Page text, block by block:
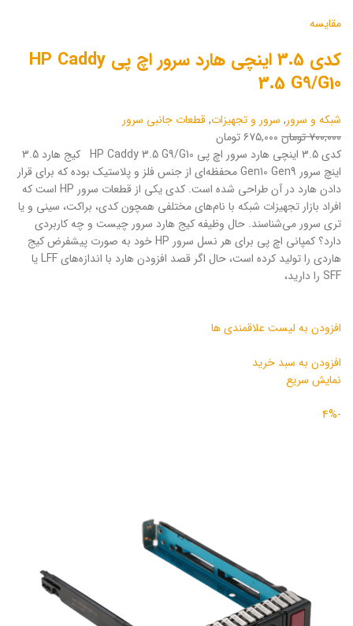
مقایسه
کدی 3.5 اینچی هارد سرور اچ پی HP Caddy
3.5 G9/G10
شبکه و سرور, سرور و تجهیزات,قطعات جانبی سرور
۷۰۰,۰۰۰ تومان
۶۷۵,۰۰۰ تومان
کدی 3.5 اینچی هارد سرور اچ پی HP Caddy 3.5 G9/G10 کیج هارد 3.5
اینچ سرور Gen10 Gen9 محفظه‌ای از جنس فلز و پلاستیک بوده که برای قرار
دادن هارد در آن طراحی شده است. کدی یکی از قطعات سرور HP است که
افراد بازار تجهیزات شبکه با نام‌های مختلفی همچون کدی، براکت، سینی و یا
تری سرور می‌شناسند. حال وظیفه کیج هارد سرور چیست و چه کاربردی
دارد؟ کمپانی اچ پی برای هر نسل سرور HP خود به صورت پیشفرض کیج
هاردی را تولید کرده است، حال اگر قصد افزودن هارد با اندازه‌های LFF یا
SFF را دارید‌،
افزودن به لیست علاقمندی ها
افزودن به سبد خرید
نمایش سریع
-4%